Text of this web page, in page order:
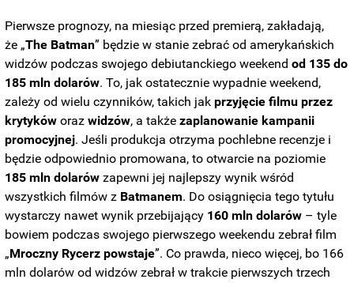
Pierwsze prognozy, na miesiąc przed premierą, zakładają,
że „The Batman” będzie w stanie zebrać od amerykańskich
widzów podczas swojego debiutanckiego weekendod 135 do
185 mln dolarów. To, jak ostatecznie wypadnie weekend,
zależy od wielu czynników, takich jakprzyjęcie filmu przez
krytyków orazwidzów, a takżezaplanowanie kampanii
promocyjnej. Jeśli produkcja otrzyma pochlebne recenzje i
będzie odpowiednio promowana, to otwarcie na poziomie
185 mln dolarów zapewni jej najlepszy wynik wśród
wszystkich filmów z Batmanem. Do osiągnięcia tego tytułu
wystarczy nawet wynik przebijający 160 mln dolarów – tyle
bowiem podczas swojego pierwszego weekendu zebrał film
„Mroczny Rycerz powstaje”. Co prawda, nieco więcej, bo 166
mln dolarów od widzów zebrał w trakcie pierwszych trzech